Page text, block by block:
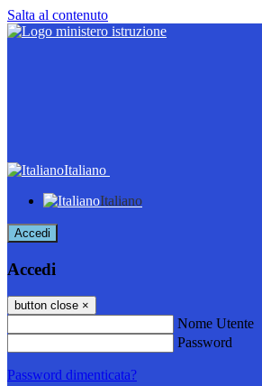
Salta al contenuto
Italiano
Italiano
Accedi
Accedi
button close ×
Nome Utente
Password
Password dimenticata?